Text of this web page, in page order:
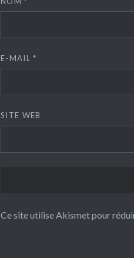
E-MAIL*
SITE WEB
Ce site utilise Akismet pour